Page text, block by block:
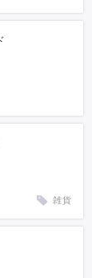
雑貨